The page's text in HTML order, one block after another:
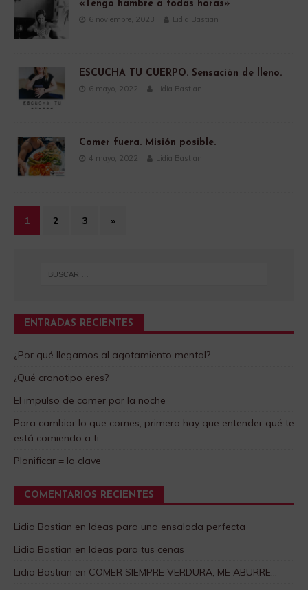
«Tengo hambre a todas horas»
6 noviembre, 2023 Lidia Bastian
ESCUCHA TU CUERPO. Sensación de lleno.
6 mayo, 2022 Lidia Bastian
Comer fuera. Misión posible.
4 mayo, 2022 Lidia Bastian
1 2 3 »
ENTRADAS RECIENTES
¿Por qué llegamos al agotamiento mental?
¿Qué cronotipo eres?
El impulso de comer por la noche
Para cambiar lo que comes, primero hay que entender qué te
está comiendo a ti
Planificar = la clave
COMENTARIOS RECIENTES
Lidia Bastian en Ideas para una ensalada perfecta
Lidia Bastian en Ideas para tus cenas
Lidia Bastian en COMER SIEMPRE VERDURA, ME ABURRE…